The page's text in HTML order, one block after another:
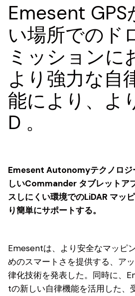
Emesent GPS
い場所でのド
ミッションに
より強力な自
能により、よ
D 。
Emesent Autonomyテクノロジ
しいCommander タブレットア
スしにくい環境でのLiDAR マッ
り簡単にサポートする。
Emesentは、より安全なマッピ
めのスマートさを提供する、ア
律化技術を発表した。同時に、
tの新しい自律機能を活用した、